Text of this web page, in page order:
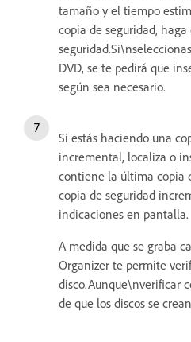
tamaño y el tiempo
copia de seguridad,
DVD, se te pedirá que
según sea necesario.
Si estás haciendo una
incremental, localiza o
contiene la última copia
copia de seguridad
indicaciones en pantalla.
A medida que se graba
Organizer te permite
disco.Aunque\nverificar
de que los discos se